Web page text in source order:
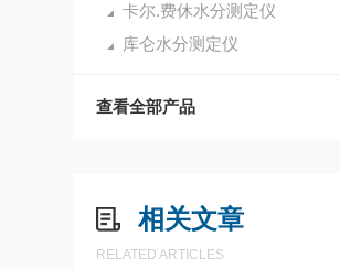
卡尔.费休水分测定仪
库仑水分测定仪
查看全部产品
相关文章
RELATED ARTICLES